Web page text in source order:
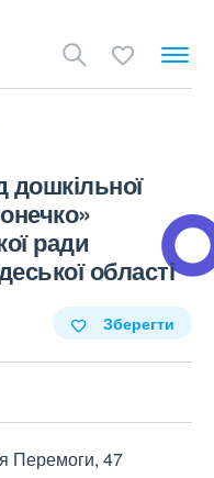
дошкільної
ради
області
Зберегти
Перемоги, 47